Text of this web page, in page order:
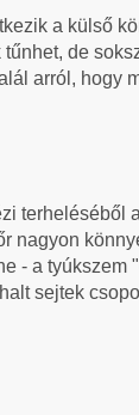
a külső
de
arról, hogy
- a
sejtek